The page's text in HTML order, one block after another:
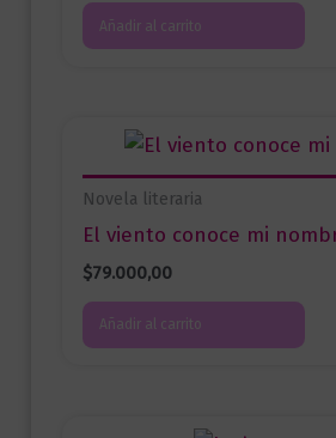
Añadir al carrito
Novela literaria
El viento conoce mi
$79.000,00
Añadir al carrito